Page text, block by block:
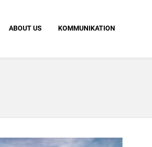
ABOUT US KOMMUNIKATION